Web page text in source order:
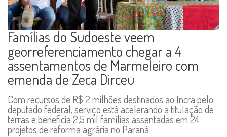
Famílias do Sudoeste veem
georreferenciamento chegar a 4
assentamentos de Marmeleiro com
emenda de Zeca Dirceu
Com recursos de R$ 2 milhões destinados ao Incra pelo
deputado federal, serviço está acelerando a titulação de
terras e beneficia 2,5 mil famílias assentadas em 24
projetos de reforma agrária no Paraná